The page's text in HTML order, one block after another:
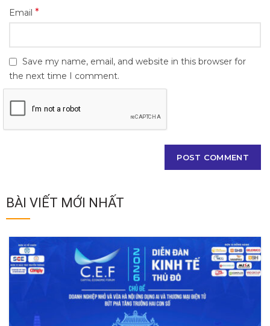
Email *
Save my name, email, and website in this browser for
the next time I comment.
BÀI VIẾT MỚI NHẤT